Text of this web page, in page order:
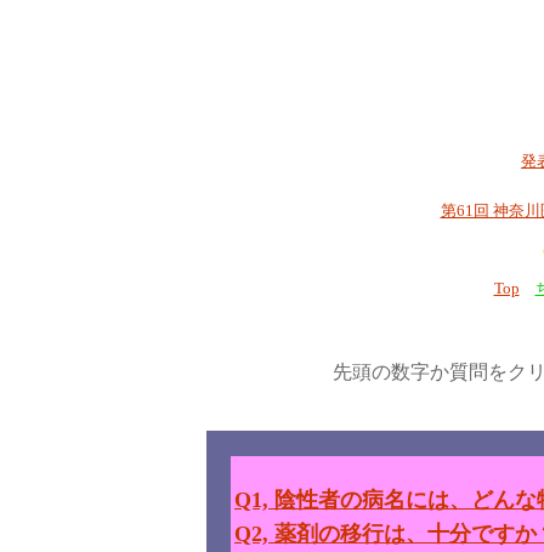
発
第61回 神奈
Top
先頭の数字か質問を
Q1, 陰性者の病名には、どん
Q2, 薬剤の移行は、十分ですか